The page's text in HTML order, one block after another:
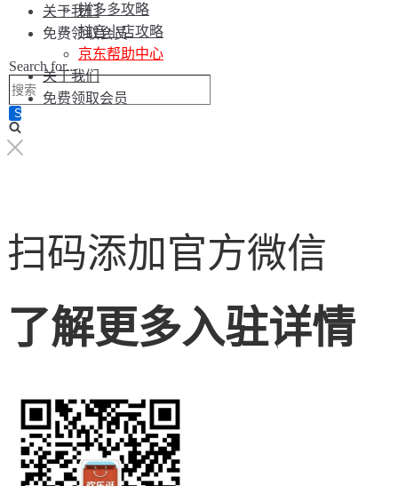
关于我们
免费领取会员
Search for...
拼多多攻略
抖音小店攻略
京东帮助中心
关于我们
免费领取会员
扫码添加官方微信
了解更多入驻详情